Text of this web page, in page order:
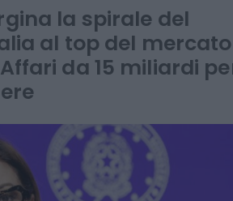
in Italia
la spirale del
al top del mercato
da 15 miliardi per